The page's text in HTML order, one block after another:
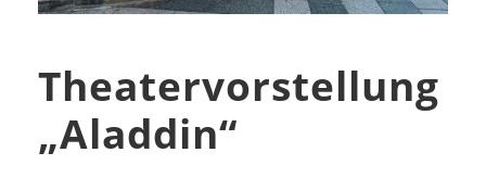
Theatervorstellung
„Aladdin“